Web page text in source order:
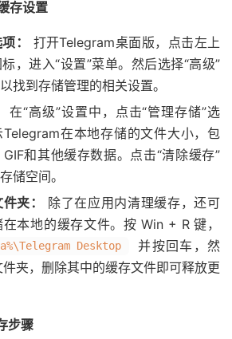
存设置
：
打开Telegram桌面版，点击左上
，进入“设置”菜单。然后选择“高级”
找到存储管理的相关设置。
在“高级”设置中，点击“管理存储”选
在本地存储的文件大小，包
和其他缓存数据。点击“清除缓存”
储空间。
夹：
除了在应用内清理缓存，还可
本地的缓存文件。按 Win + R 键，
Desktop
并按回车，然
夹，删除其中的缓存文件即可释放更
步骤